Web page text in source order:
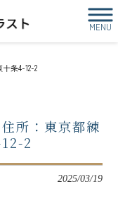
MENU
条4-12-2
所：東京都練
2
2025/03/19